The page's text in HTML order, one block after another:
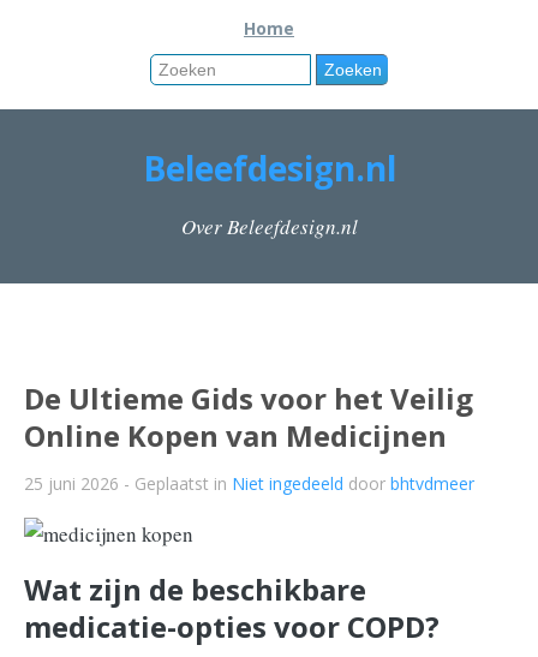
Home
Beleefdesign.nl
Over Beleefdesign.nl
De Ultieme Gids voor het Veilig
Online Kopen van Medicijnen
25 juni 2026 - Geplaatst in Niet ingedeeld door bhtvdmeer
Wat zijn de beschikbare
medicatie-opties voor COPD?